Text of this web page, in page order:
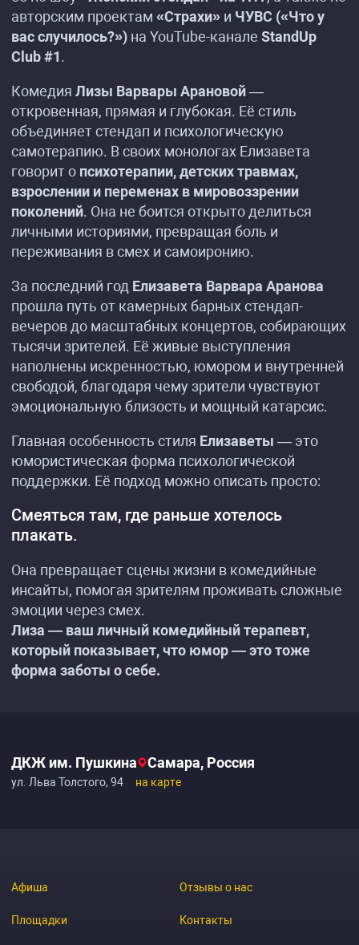
авторским проектам «Страхи» и ЧУВС («Что у
вас случилось?») на YouTube-канале StandUp
Club #1.
Комедия Лизы Варвары Арановой—
откровенная, прямая и глубокая. Её стиль
объединяет стендап и психологическую
самотерапию. В своих монологах Елизавета
говорит о психотерапии, детских травмах,
взрослении и переменах в мировоззрении
поколений. Она не боится открыто делиться
личными историями, превращая боль и
переживания в смех и самоиронию.
За последний год Елизавета Варвара Аранова
прошла путь от камерных барных стендап-
вечеров до масштабных концертов, собирающих
тысячи зрителей. Её живые выступления
наполнены искренностью, юмором и внутренней
свободой, благодаря чему зрители чувствуют
эмоциональную близость и мощный катарсис.
Главная особенность стиля Елизаветы — это
юмористическая форма психологической
поддержки. Её подход можно описать просто:
Смеяться там, где раньше хотелось
плакать.
Она превращает сцены жизни в комедийные
инсайты, помогая зрителям проживать сложные
эмоции через смех.
Лиза — ваш личный комедийный терапевт,
который показывает, что юмор — это тоже
форма заботы о себе.
ДКЖ им. Пушкина Самара, Россия
ул. Льва Толстого, 94 на карте
Афиша
Площадки
Отзывы о нас
Контакты